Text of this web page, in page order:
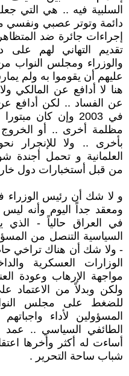
السلبية فيه .. هي التي
دائمة وتوتر عصبي ونفسي
إجراءات جائرة ضد
تقديم التهاني لهم على
والوزراء ومجلس النواب
عليهم أن يقوموا به ولم
هنا لا أدافع عن المالكي
عن الفساد .. لكن أدافع
في 2003 وإن كان
مظلمة أخرى .. أو
بأخرى .. ولا للإنجرار
العلمانية و تحمل أجندة
من قبل أستخبارات دول
و لا شك أن رئيس
ومعقد جداً اليوم وأنه
في العراق حالياً - الذي
السياسية التنصل من
- ولا شك أن هناك تراخي
الوزارات العسكرية
مواجهة الإرهاب وعودة
ولكن وبدلاً من
للضغط على مجلس
المسؤولين لأداء
الطائفي السياسي .. عمد
أساءت له أكثر وأخرها
شباب ساحة التحرير .